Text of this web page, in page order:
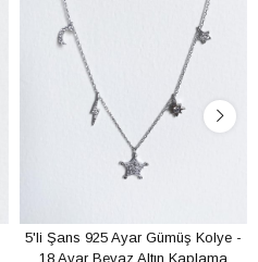
5'li Şans 925 Ayar Gümüş Kolye -
18 Ayar Beyaz Altın Kaplama